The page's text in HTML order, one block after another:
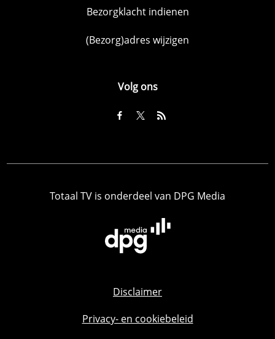
Bezorgklacht indienen
(Bezorg)adres wijzigen
Volg ons
Totaal TV is onderdeel van DPG Media
Disclaimer
Privacy- en cookiebeleid